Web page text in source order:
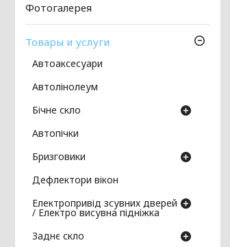
Фотогалерея
Товары и услуги
Автоаксесуари
Автолінолеум
Бічне скло
Автопічки
Бризговики
Дефлектори вікон
Електропривід зсувних дверей
/ Електро висувна підніжка
Заднє скло